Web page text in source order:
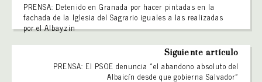
PRENSA: Detenido en Granada por hacer pintadas en la
fachada de la Iglesia del Sagrario iguales a las realizadas
por el Albayzin
Siguiente artículo
PRENSA: El PSOE denuncia «el abandono absoluto del
Albaicín desde que gobierna Salvador»